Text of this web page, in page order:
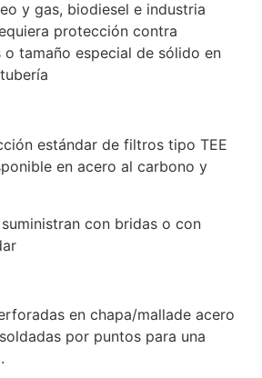
y gas, biodiesel e industria
protección contra
tamaño especial de sólido en
estándar de filtros tipo TEE
en acero al carbono y
con bridas o con
en chapa/mallade acero
por puntos para una